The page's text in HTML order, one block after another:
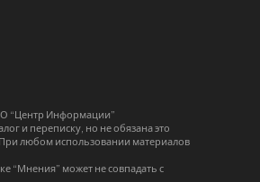
“Центр Информации”
и переписку, но не обязана это
При любом использовании материалов
“Мнения” может не совпадать с